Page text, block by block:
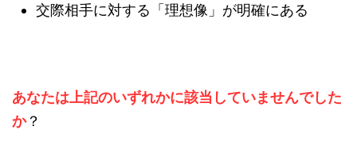
交際相手に対する「理想像」が明確にある
あなたは上記のいずれかに該当していませんでした
か？